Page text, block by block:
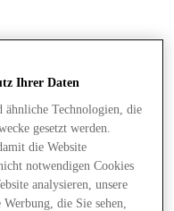
Ihrer Daten
ähnliche Technologien, die
gesetzt werden.
die Website
notwendigen Cookies
analysieren, unsere
die Sie sehen,